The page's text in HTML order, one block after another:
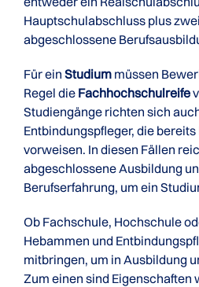
Hauptschulabschluss plus
abgeschlossene
Für ein Studium müssen
Regel die Fachhochschulreife
Studiengänge richten sich
Entbindungspfleger, die bereits
vorweisen. In diesen Fällen
abgeschlossene Ausbildung
Berufserfahrung, um ein
Ob Fachschule, Hochschule
Hebammen und
mitbringen, um in Ausbildung
Zum einen sind Eigenschaften